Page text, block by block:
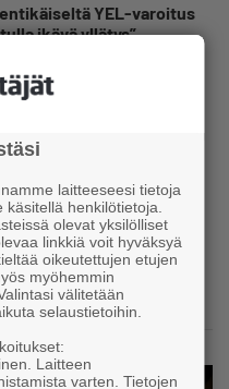
YEL-varoitus
ikävä yllätys”
muusikoita niin
laitteeseesi tietoja
henkilötietoja.
olevat yksilölliset
linkkiä voit hyväksyä
oikeutettujen etujen
myöhemmin
välitetään
selaustietoihin.
Laitteen
varten. Tietojen